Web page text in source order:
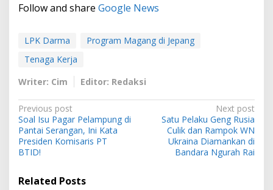
Follow and share Google News
LPK Darma
Program Magang di Jepang
Tenaga Kerja
Writer: Cim
Editor: Redaksi
P
o
s
t
n
Previous post
Soal Isu Pagar Pelampung di
Pantai Serangan, Ini Kata
Presiden Komisaris PT
BTID!
Next post
Satu Pelaku Geng Rusia
Culik dan Rampok WN
Ukraina Diamankan di
Bandara Ngurah Rai
Related Posts